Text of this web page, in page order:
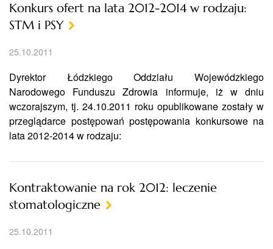
Konkurs ofert na lata 2012-2014 w rodzaju:
STM i PSY
25.10.2011
Dyrektor Łódzkiego Oddziału Wojewódzkiego
Narodowego Funduszu Zdrowia informuje, iż w dniu
wczorajszym, tj. 24.10.2011 roku opublikowane zostały w
przeglądarce postępowań postępowania konkursowe na
lata 2012-2014 w rodzaju:
Kontraktowanie na rok 2012: leczenie
stomatologiczne
25.10.2011